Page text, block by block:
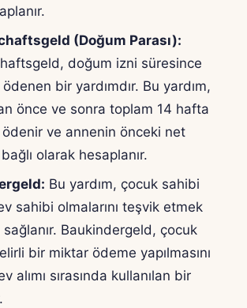
(Doğum Parası):
doğum izni süresince
bir yardımdır. Bu yardım,
önce ve sonra toplam 14 hafta
ve annenin önceki net
olarak hesaplanır.
Bu yardım, çocuk sahibi
sahibi olmalarını teşvik etmek
sağlanır. Baukindergeld, çocuk
bir miktar ödeme yapılmasını
alımı sırasında kullanılan bir